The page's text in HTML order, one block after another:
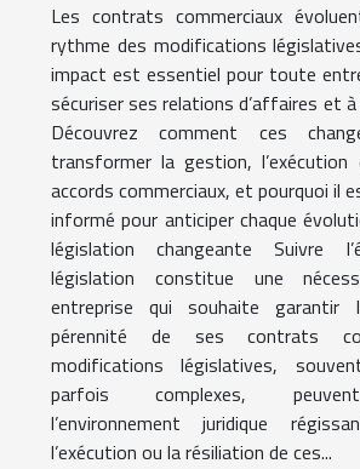
Les contrats commerciaux
rythme des modifications
impact est essentiel pour toute
sécuriser ses relations d’affaires et
Découvrez comment ces
transformer la gestion,
accords commerciaux, et pourquoi il
informé pour anticiper chaque
législation changeante Suivre
législation constitue une
entreprise qui souhaite
pérennité de ses contrats
modifications législatives,
parfois complexes,
l’environnement juridique
l’exécution ou la résiliation de ces...